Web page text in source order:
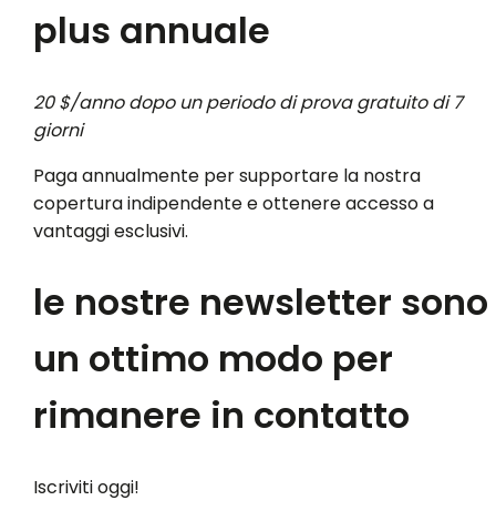
plus annuale
20 $/anno dopo un periodo di prova gratuito di 7
giorni
Paga annualmente per supportare la nostra
copertura indipendente e ottenere accesso a
vantaggi esclusivi.
le nostre newsletter sono
un ottimo modo per
rimanere in contatto
Iscriviti oggi!